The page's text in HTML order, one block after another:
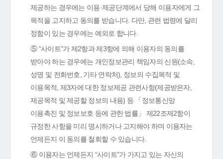
제공하는 경우에는 이용·제공단계에서 당해 이용자에게 그
목적을 고지하고 동의를 받습니다. 다만, 관련 법령에 달리
정함이 있는 경우에는 예외로 합니다.
⑤ “사이트”가 제2항과 제3항에 의해 이용자의 동의를
받아야 하는 경우에는 개인정보관리 책임자의 신원(소속,
성명 및 전화번호, 기타 연락처), 정보의 수집목적 및
이용목적, 제3자에 대한 정보제공 관련사항(제공받은자,
제공목적 및 제공할 정보의 내용) 등 「정보통신망
이용촉진 및 정보보호 등에 관한 법률」 제22조제2항이
규정한 사항을 미리 명시하거나 고지해야 하며 이용자는
언제든지 이 동의를 철회할 수 있습니다.
⑥ 이용자는 언제든지 “사이트”가 가지고 있는 자신의